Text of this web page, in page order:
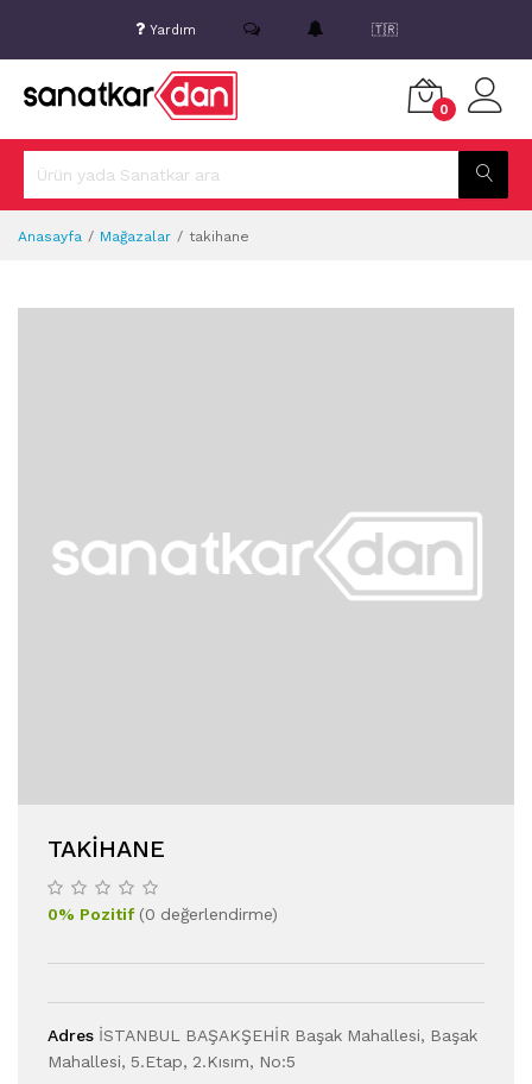
Yardım 🇹🇷
0
Anasayfa Mağazalar takihane
TAKIHANE
0% Pozitif(0 değerlendirme)
Adres İSTANBUL BAŞAKŞEHİR Başak Mahallesi, Başak
Mahallesi, 5.Etap, 2.Kısım, No:5